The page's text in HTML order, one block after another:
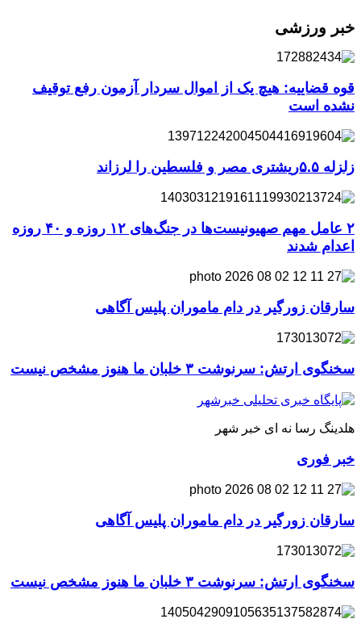
خبر ورزشی
قوه قضاییه: هیچ یک از اموال سردار آزمون رفع توقیف
نشده است
زلزله ۵.۵ریشتری مصر و فلسطین را لرزاند
۲ عامل مهم صهیونیست‌ها در جنگ‌های ۱۲ روزه و ۴۰ روزه
اعدام شدند
سارقان زورگیر در دام ماموران پلیس آگاهی
سخنگوی ارتش: سرنوشت ۳ خلبان ما هنوز مشخص نیست
هلدینگ رسا نه ای خبر شهر
خبر فوری
سارقان زورگیر در دام ماموران پلیس آگاهی
سخنگوی ارتش: سرنوشت ۳ خلبان ما هنوز مشخص نیست